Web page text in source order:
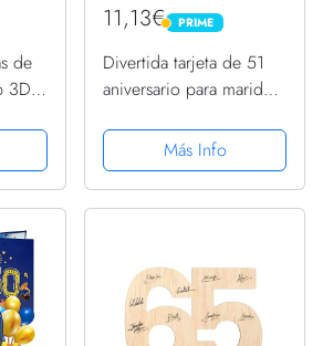
de
3D
de
11,13€ PRIME
PRIME
Divertida tarjeta de 51
aniversario para marido,
1971, regalo de I Love
You, tarjetas de
felicitación de 145
Más Info